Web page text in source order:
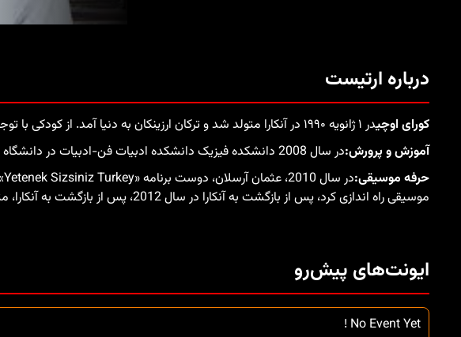
درباره ارتیست
کورای اوچیدر ۱ ژانویه ۱۹۹۰ در آنکارا متولد شد و ترکان ارزینکان به دنیا آمد. از کودکی با توجه به نقاشی و موسیقی، حرفه موسیقی در آنکارا شروع به اجرای آهنگ در مکانهای اجرا کرد.
آموزش و پرورش:در سال 2008 دانشکده فیزیک دانشکده ادبیات فن-ادبیات در دانشگاه Muğla را کسب کرده و تحصیل خود را در اینجا ادامه داده است.
حرفه موسیقی:
موسیقی راه اندازی کرد، پس از بازگشت به آنکارا در سال 2012، پس از بازگشت به آنکارا، مترو، ویدئوهای ویدئویی آهنگ ها در رسانه های اجتماعی به اشتراک گذاشته شده اند.
ایونت‌های پیش‌رو
No Event Yet !